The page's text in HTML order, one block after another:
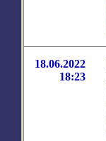
18.06.2022
18:23